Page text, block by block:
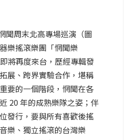
聞周末北高專場巡演（圖
樂搖滾樂團「惘聞樂
將再度來台，歷經專輯發
展、跨界實驗合作，堪稱
要的一個階段，惘聞在各
20 年的成熟樂隊之姿；伴
發行，要與所有喜歡後搖
樂、獨立搖滾的台灣樂